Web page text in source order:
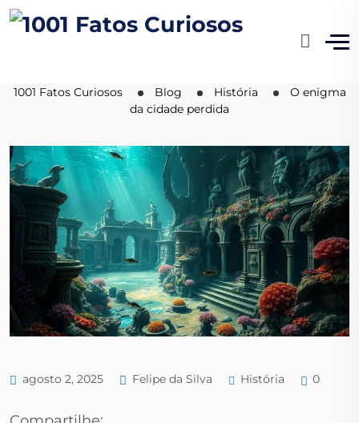
O enigma da cidade
1001 Fatos Curiosos Blog História
O enigma
da cidade perdida
agosto 2, 2025 Felipe da Silva História 0